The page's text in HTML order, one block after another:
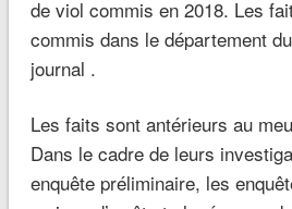
de viol commis en 2018. Les
commis dans le département
journal .
Les faits sont antérieurs au
Dans le cadre de leurs
enquête préliminaire, les